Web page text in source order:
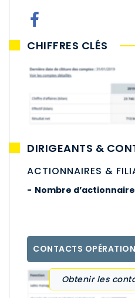
CHIFFRES CLÉS
DIRIGEANTS &
ACTIONNAIRES &
Nombre
CONTACTS
Obtenir les